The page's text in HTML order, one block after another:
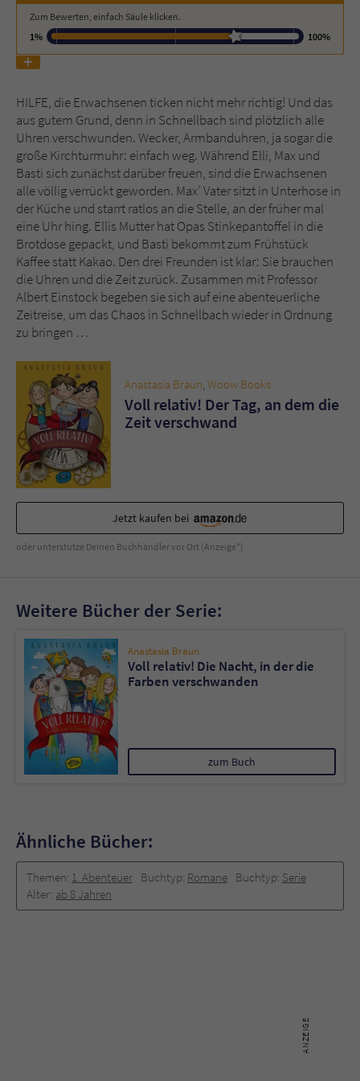
Zum Bewerten, einfach Säule klicken.
1%
100%
HILFE, die Erwachsenen ticken nicht mehr richtig! Und das
aus gutem Grund, denn in Schnellbach sind plötzlich alle
Uhren verschwunden. Wecker, Armbanduhren, ja sogar die
große Kirchturmuhr: einfach weg. Während Elli, Max und
Basti sich zunächst darüber freuen, sind die Erwachsenen
alle völlig verrückt geworden. Max’ Vater sitzt in Unterhose in
der Küche und starrt ratlos an die Stelle, an der früher mal
eine Uhr hing. Ellis Mutter hat Opas Stinkepantoffel in die
Brotdose gepackt, und Basti bekommt zum Frühstück
Kaffee statt Kakao. Den drei Freunden ist klar: Sie brauchen
die Uhren und die Zeit zurück. Zusammen mit Professor
Albert Einstock begeben sie sich auf eine abenteuerliche
Zeitreise, um das Chaos in Schnellbach wieder in Ordnung
zu bringen …
Anastasia Braun,Woow Books
Voll relativ! Der Tag, an dem die
Zeit verschwand
Jetzt kaufen bei
oder unterstütze Deinen Buchhändler vor Ort (Anzeige*)
Weitere Bücher der Serie:
Anastasia Braun
Voll relativ! Die Nacht, in der die
Farben verschwanden
zum Buch
Ähnliche Bücher:
Themen: 1. Abenteuer Buchtyp: Romane Buchtyp: Serie
Alter: ab 8 Jahren
Name tx_pwcomments_ahash
Laufzeit 1 Jahr
Zweck Cookie für Kommentare einzelner Buchtitel
Name fe_typo_user
Anbieter Literatur-Couch Medien GmbH & Co. KG
Laufzeit Session
Dieses Cookie gewährleistet die
überprüfen.